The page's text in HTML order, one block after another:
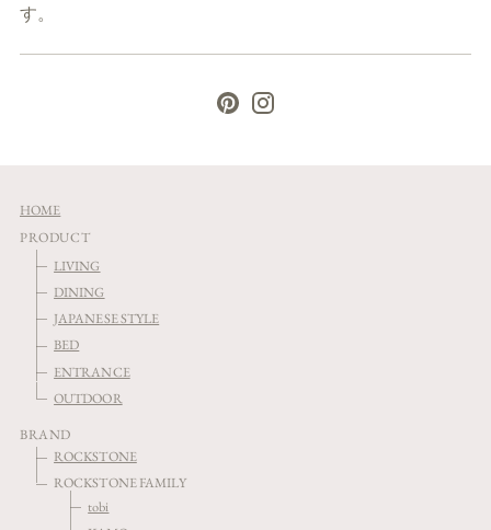
す。
HOME
PRODUCT
LIVING
DINING
JAPANESE STYLE
BED
ENTRANCE
OUTDOOR
BRAND
ROCKSTONE
ROCKSTONE FAMILY
tobi